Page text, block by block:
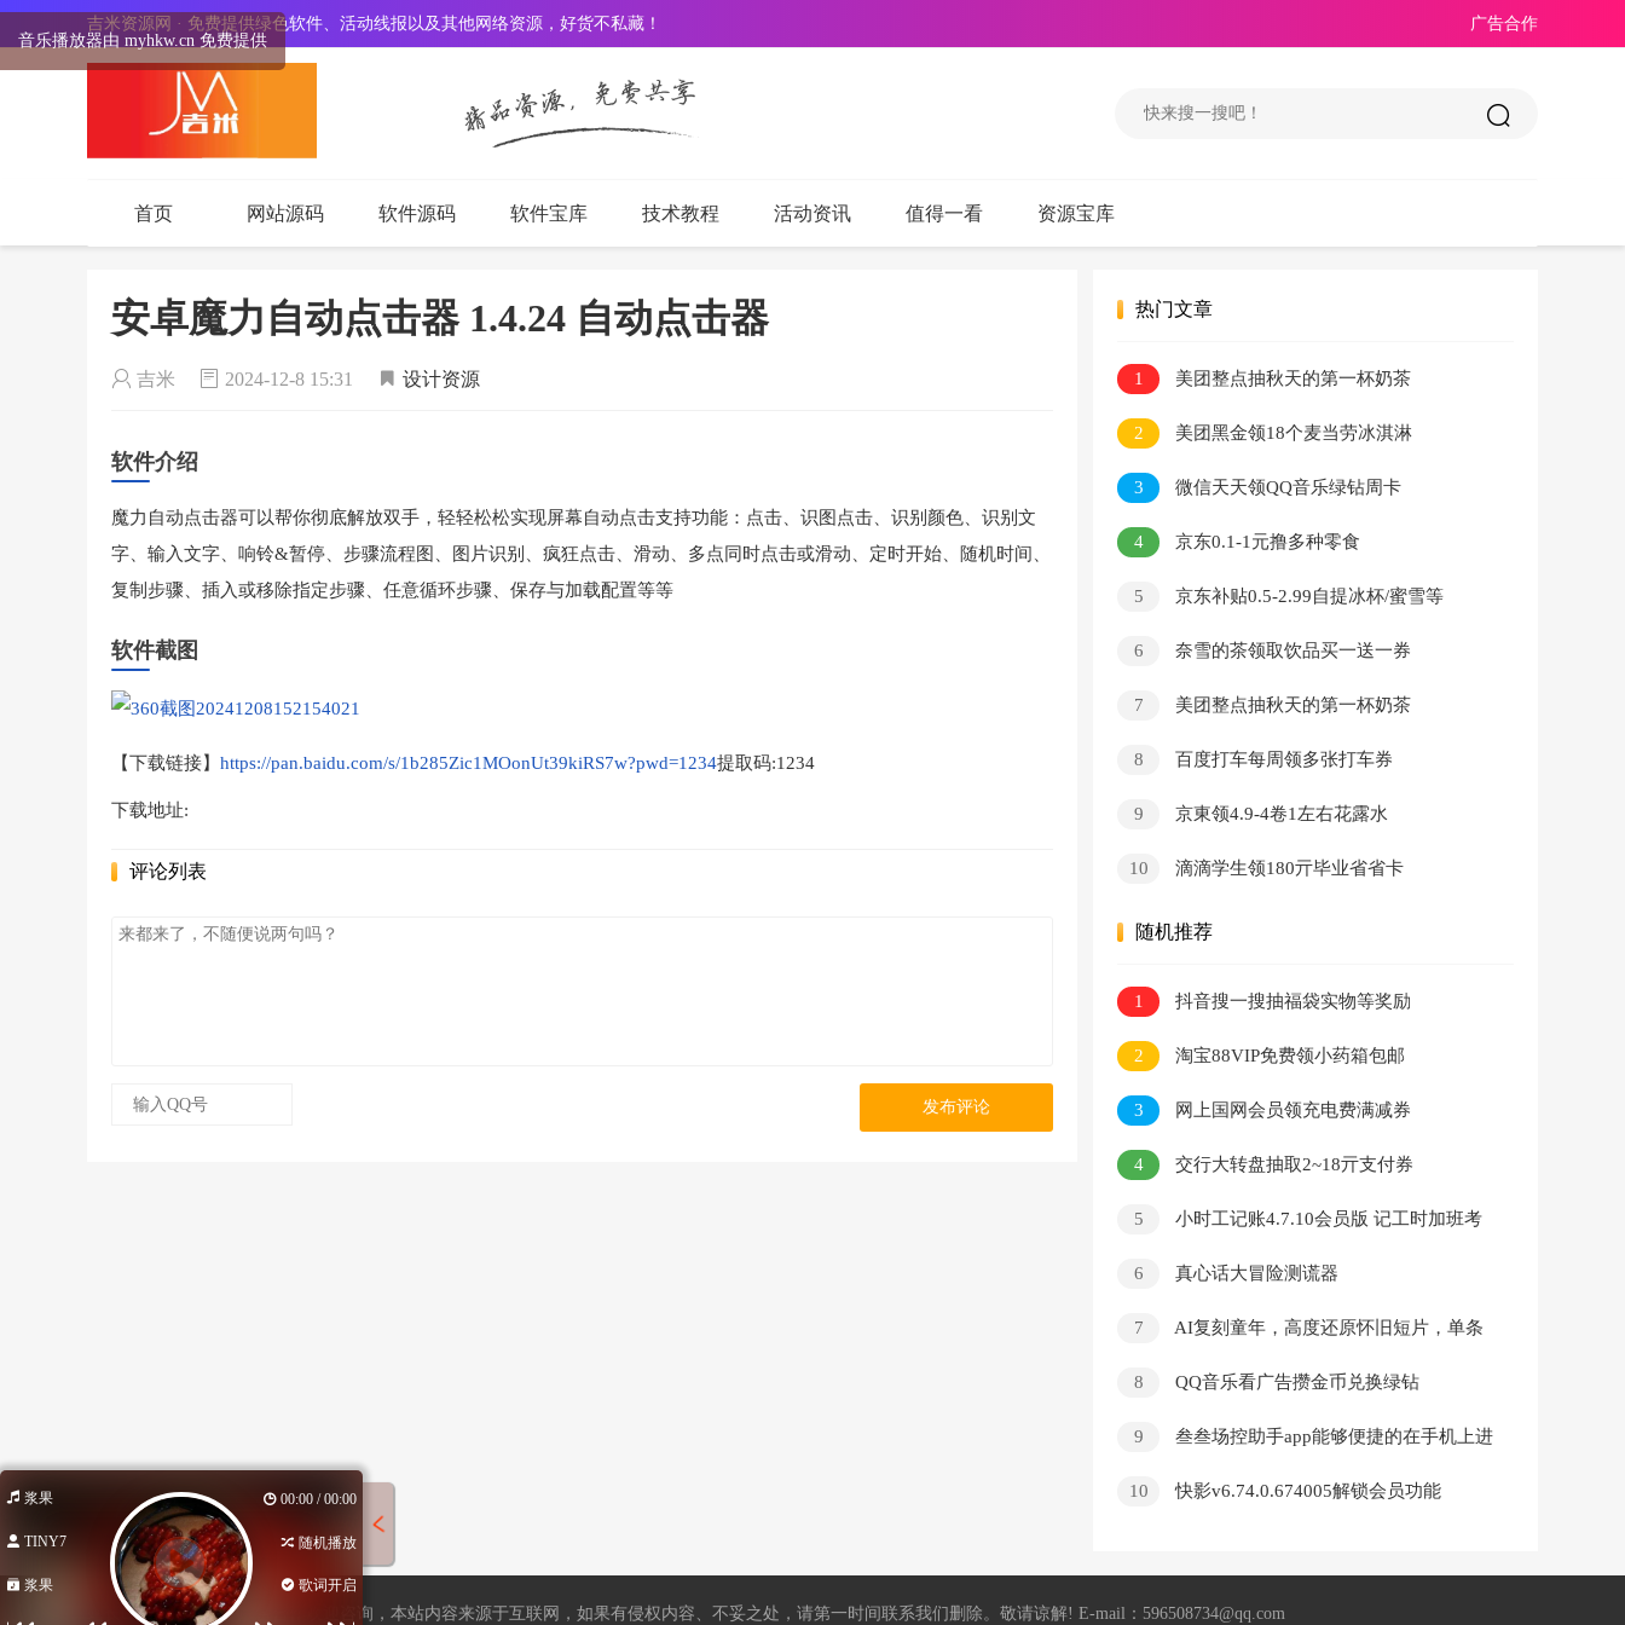
吉米资源网 · 免费提供绿色软件、活动线报以及其他网络资源，好货不私藏！ 广告合作
首页 网站源码 软件源码 软件宝库 技术教程 活动资讯 值得一看 资源宝库
安卓魔力自动点击器 1.4.24 自动点击器
吉米 2024-12-8 15:31 设计资源
软件介绍
魔力自动点击器可以帮你彻底解放双手，轻轻松松实现屏幕自动点击支持功能：点击、识图点击、识别颜色、识别文
字、输入文字、响铃&暂停、步骤流程图、图片识别、疯狂点击、滑动、多点同时点击或滑动、定时开始、随机时间、
复制步骤、插入或移除指定步骤、任意循环步骤、保存与加载配置等等
软件截图
【下载链接】 https://pan.baidu.com/s/1b285Zic1MOonUt39kiRS7w?pwd=1234提取码:1234
下载地址:
评论列表
发布评论
热门文章
1 美团整点抽秋天的第一杯奶茶
2 美团黑金领18个麦当劳冰淇淋
3 微信天天领QQ音乐绿钻周卡
4 京东0.1-1元撸多种零食
5 京东补贴0.5-2.99自提冰杯/蜜雪等
6 奈雪的茶领取饮品买一送一券
7 美团整点抽秋天的第一杯奶茶
8 百度打车每周领多张打车券
9 京東领4.9-4卷1左右花露水
10 滴滴学生领180亓毕业省省卡
随机推荐
1 抖音搜一搜抽福袋实物等奖励
2 淘宝88VIP免费领小药箱包邮
3 网上国网会员领充电费满减券
4 交行大转盘抽取2~18亓支付券
5
小时工记账4.7.10会员版 记工时加班考
6
真心话大冒险测谎器
7
AI复刻童年，高度还原怀旧短片，单条
8
QQ音乐看广告攒金币兑换绿钻
9
叁叁场控助手app能够便捷的在手机上进
10
快影v6.74.0.674005解锁会员功能
站长QQ596508734，广告合作欢迎咨询，本站内容来源于互联网，如果有侵权内容、不妥之处，请第一时间联系我们删除。敬请谅解! E-mail：596508734@qq.com
浆果 00:00 / 00:00
TINY7 随机播放
浆果 歌词开启
音乐播放器由 myhkw.cn 免费提供